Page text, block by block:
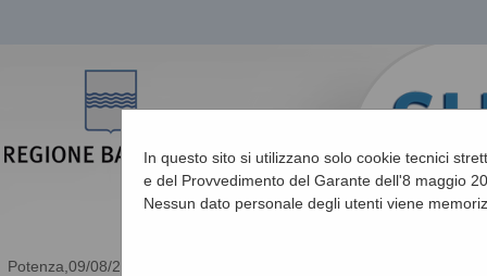
09/08/2026 12:33
In questo sito si utilizzano solo cookie tecnici
e del Provvedimento del Garante dell'8 maggio
Nessun dato personale degli utenti viene